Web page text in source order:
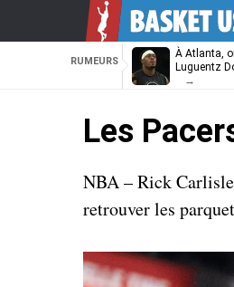
RUMEURS
À Atlanta,
Luguentz
Les
NBA – Rick
retrouver les